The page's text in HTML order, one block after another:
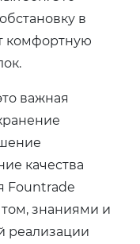
в
комфортную
важная
качества
Fountrade
знаниями и
реализации